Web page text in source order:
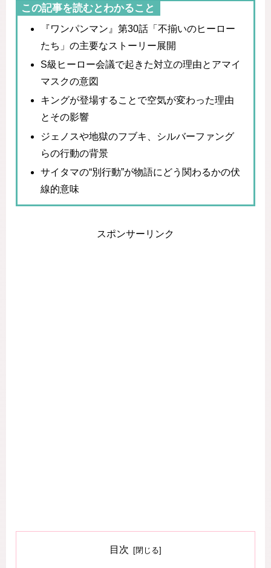
この記事を読むとわかること
『ワンパンマン』第30話「不揃いのヒーロー
たち」の主要なストーリー展開
S級ヒーロー会議で起きた対立の理由とアマイ
マスクの意図
キングが登場することで空気が変わった理由
とその影響
ジェノスや地獄のフブキ、シルバーファング
らの行動の背景
サイタマの“別行動”が物語にどう関わるかの伏
線的意味
スポンサーリンク
目次